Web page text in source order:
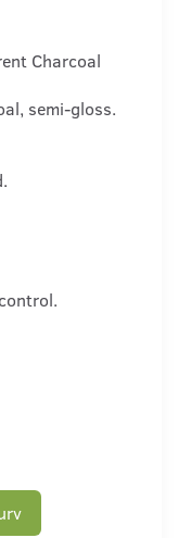
Charcoal
semi-gloss.